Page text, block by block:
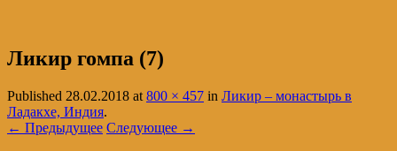
Ликир гомпа (7)
Published 28.02.2018 at 800 × 457 in Ликир – монастырь в
Ладакхе, Индия.
← Предыдущее Следующее →